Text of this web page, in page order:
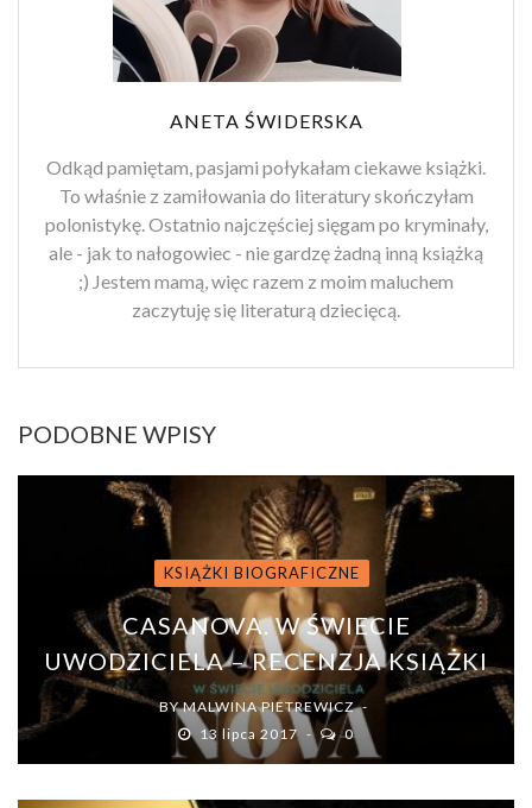
ANETA ŚWIDERSKA
Odkąd pamiętam, pasjami połykałam ciekawe książki.
To właśnie z zamiłowania do literatury skończyłam
polonistykę. Ostatnio najczęściej sięgam po kryminały,
ale - jak to nałogowiec - nie gardzę żadną inną książką
;) Jestem mamą, więc razem z moim maluchem
zaczytuję się literaturą dziecięcą.
PODOBNE WPISY
KSIĄŻKI BIOGRAFICZNE
CASANOVA. W ŚWIECIE
UWODZICIELA – RECENZJA KSIĄŻKI
BYMALWINA PIETREWICZ
13 lipca 2017
0